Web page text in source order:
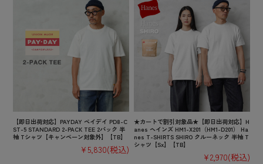
【即日出荷対応】PAYDAY ペイデイ PD8-C
ST-5 STANDARD 2-PACK TEE 2パック 半
袖 Tシャツ【キャンペーン対象外】【TB】
¥5,830(税込)
★カートで割引対象品★【即日出荷対応】H
anes ヘインズ HM1-X201（HM1-D201） Ha
nes T-SHIRTS SHIRO クルーネック 半袖 T
シャツ【Sx】【TB】
¥2,970(税込)